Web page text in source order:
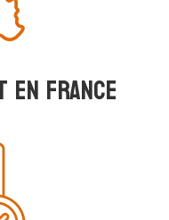
en france